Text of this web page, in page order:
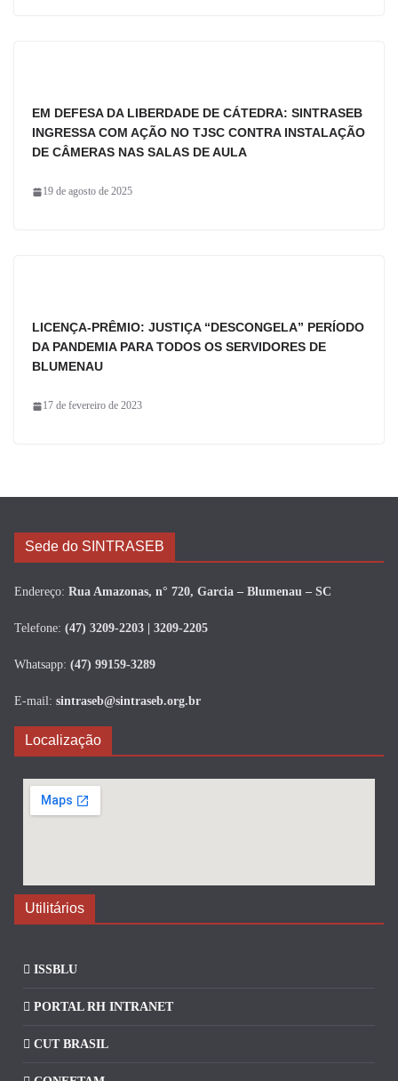
EM DEFESA DA LIBERDADE DE CÁTEDRA: SINTRASEB
INGRESSA COM AÇÃO NO TJSC CONTRA INSTALAÇÃO
DE CÂMERAS NAS SALAS DE AULA
19 de agosto de 2025
LICENÇA-PRÊMIO: JUSTIÇA “DESCONGELA” PERÍODO
DA PANDEMIA PARA TODOS OS SERVIDORES DE
BLUMENAU
17 de fevereiro de 2023
Sede do SINTRASEB
Endereço: Rua Amazonas, n° 720, Garcia – Blumenau – SC
Telefone: (47) 3209-2203 | 3209-2205
Whatsapp: (47) 99159-3289
E-mail: sintraseb@sintraseb.org.br
Localização
Utilitários
ISSBLU
PORTAL RH INTRANET
CUT BRASIL